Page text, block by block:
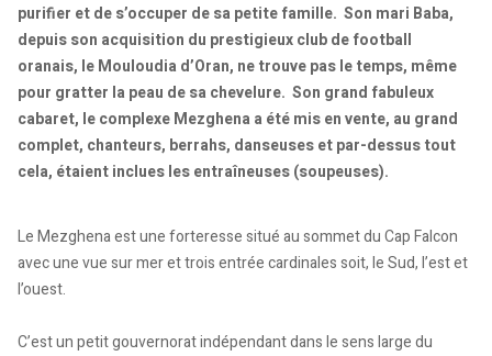
purifier et de s’occuper de sa petite famille. Son mari Baba,
depuis son acquisition du prestigieux club de football
oranais, le Mouloudia d’Oran, ne trouve pas le temps, même
pour gratter la peau de sa chevelure. Son grand fabuleux
cabaret, le complexe Mezghena a été mis en vente, au grand
complet, chanteurs, berrahs, danseuses et par-dessus tout
cela, étaient inclues les entraîneuses (soupeuses).
Le Mezghena est une forteresse situé au sommet du Cap Falcon
avec une vue sur mer et trois entrée cardinales soit, le Sud, l’est et
l’ouest.
C’est un petit gouvernorat indépendant dans le sens large du